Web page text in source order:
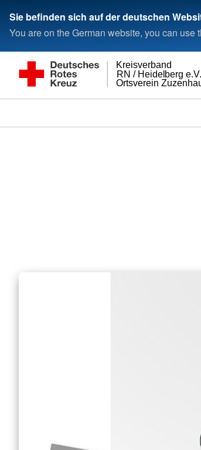
Sie befinden sich auf der deutschen
You are on the German website, you can
Ortsverein
RN / Heidelberg e.V.
Kreisverband